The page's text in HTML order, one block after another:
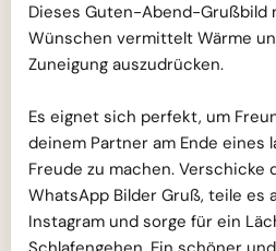
Dieses Guten-Abend-Grußbild
Wünschen vermittelt Wärme
Zuneigung auszudrücken.
Es eignet sich perfekt, um
deinem Partner am Ende eines
Freude zu machen. Verschicke
WhatsApp Bilder Gruß, teile es
Instagram und sorge für ein